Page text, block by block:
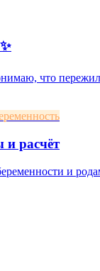
что
и расчёт
и